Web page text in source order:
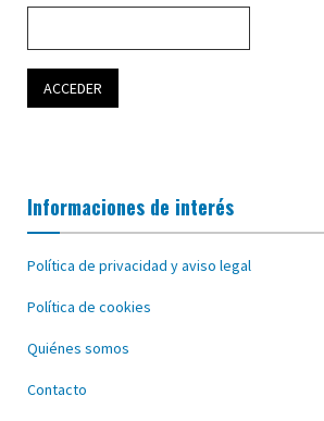
Informaciones de interés
Política de privacidad y aviso legal
Política de cookies
Quiénes somos
Contacto